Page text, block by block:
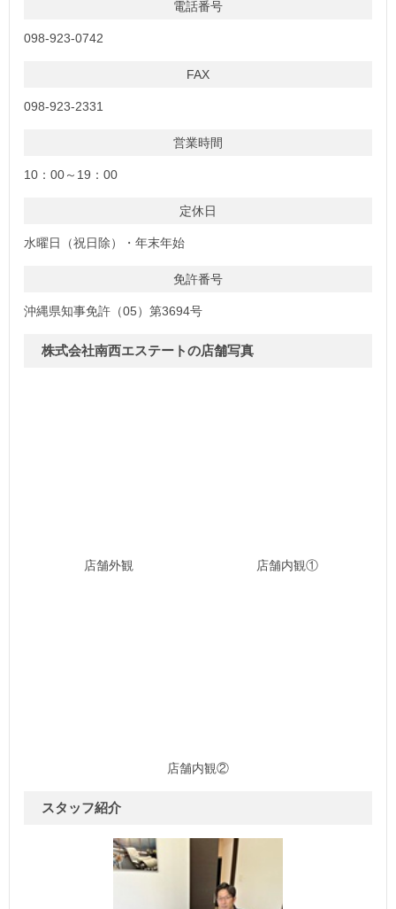
電話番号
098-923-0742
FAX
098-923-2331
営業時間
10：00～19：00
定休日
水曜日（祝日除）・年末年始
免許番号
沖縄県知事免許（05）第3694号
株式会社南西エステートの店舗写真
店舗外観 店舗内観①
店舗内観②
スタッフ紹介